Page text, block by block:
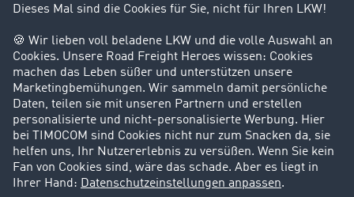
Kunden werben Kunden
Success Stories
Karriere
Support
Kontakt